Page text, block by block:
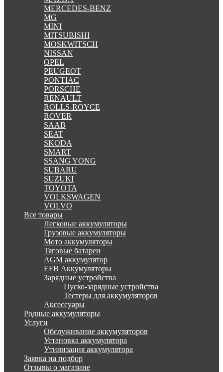
MERCEDES-BENZ
MG
MINI
MITSUBISHI
MOSKWITSCH
NISSAN
OPEL
PEUGEOT
PONTIAC
PORSCHE
RENAULT
ROLLS-ROYCE
ROVER
SAAB
SEAT
SKODA
SMART
SSANG YONG
SUBARU
SUZUKI
TOYOTA
VOLKSWAGEN
VOLVO
Все товары
Легковые аккумуляторы
Грузовые аккумуляторы
Мото аккумуляторы
Тяговые батареи
AGM аккумулятор
EFB Аккумуляторы
Зарядные устройства
Пуско-зарядные устройства
Тестеры для аккумуляторов
Аксессуары
Родные аккумуляторы
Услуги
Обслуживание аккумуляторов
Установка аккумулятора
Утилизация аккумулятора
Заявка на подбор
Отзывы о магазине